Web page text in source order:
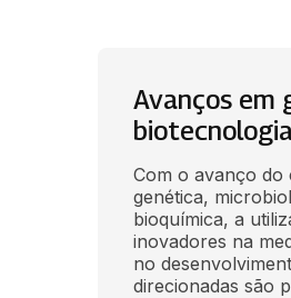
Avanços em
Com o avanço do
genética,
bioquímica, a
inovadores na
no
direcionadas são